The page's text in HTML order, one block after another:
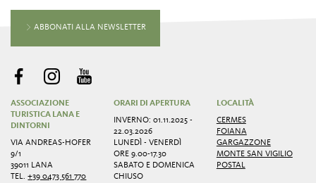
ABBONATI ALLA NEWSLETTER
ASSOCIAZIONE
TURISTICA LANA E
DINTORNI
VIA ANDREAS-HOFER
9/1
39011 LANA
TEL.+39 0473 561 770
ORARI DI APERTURA
INVERNO: 01.11.2025 -
22.03.2026
LUNEDÌ - VENERDÌ
ORE 9.00-17.30
SABATO E DOMENICA
CHIUSO
LOCALITÀ
CERMES
FOIANA
GARGAZZONE
MONTE SAN VIGILIO
POSTAL